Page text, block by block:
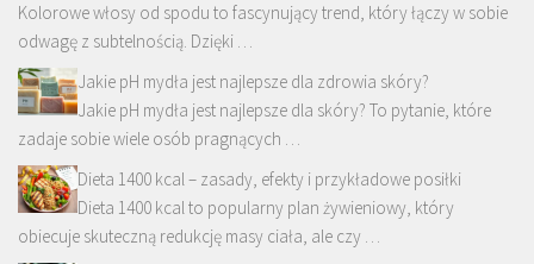
Kolorowe włosy od spodu to fascynujący trend, który łączy w sobie
odwagę z subtelnością. Dzięki …
Jakie pH mydła jest najlepsze dla zdrowia skóry?
Jakie pH mydła jest najlepsze dla skóry? To pytanie, które
zadaje sobie wiele osób pragnących …
Dieta 1400 kcal – zasady, efekty i przykładowe posiłki
Dieta 1400 kcal to popularny plan żywieniowy, który
obiecuje skuteczną redukcję masy ciała, ale czy …